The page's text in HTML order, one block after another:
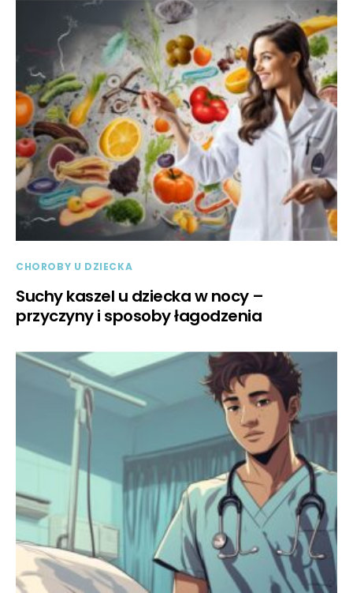
CHOROBY U DZIECKA
Suchy kaszel u dziecka w nocy –
przyczyny i sposoby łagodzenia